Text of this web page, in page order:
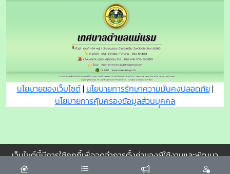
นโยบายของเว็บไซต์| นโยบายการรักษาความมั่นคงปลอดภัย|
นโยบายการคุ้มครองข้อมูลส่วนบุุคคล
เว็บไซต์นี้มีการใช้คุกกี้เพื่อจดจำการตั้งค่าของผู้ใช้งานและพัฒนา
ประสบการณ์การใช้งานของคุณให้ดียิ่งขึ้น